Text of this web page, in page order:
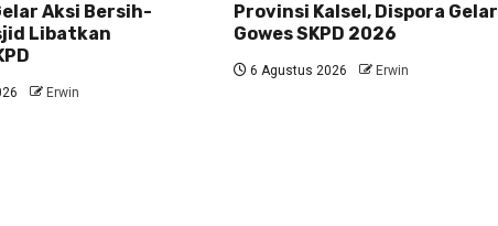
Aksi Bersih-
Libatkan
Erwin
Provinsi Kalsel, Dispora Gelar
Gowes SKPD 2026
6 Agustus 2026 Erwin